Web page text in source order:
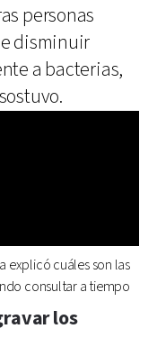
personas
disminuir
a bacterias,
explicó cuáles son las
consultar a tiempo
los